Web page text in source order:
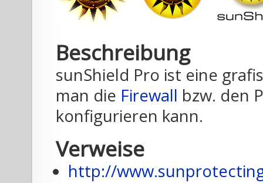
Beschreibung
sunShield Pro ist eine
man die Firewall bzw. den
konfigurieren kann.
Verweise
http://